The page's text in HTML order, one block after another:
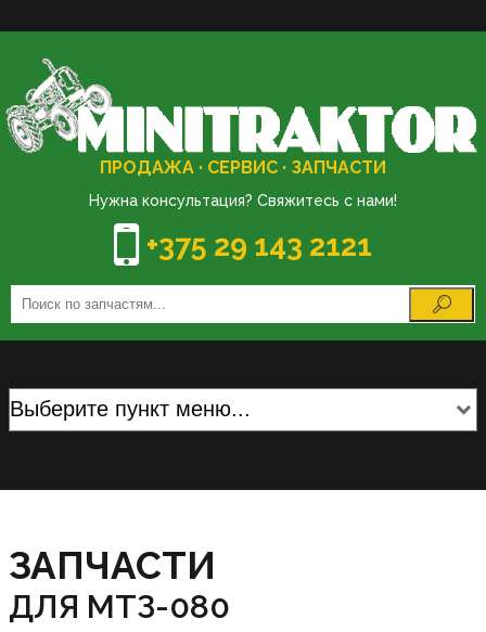
ПРОДАЖА · СЕРВИС · ЗАПЧАСТИ
Нужна консультация? Свяжитесь с нами!
+375 29 143 2121
ЗАПЧАСТИ
ДЛЯ МТЗ-080